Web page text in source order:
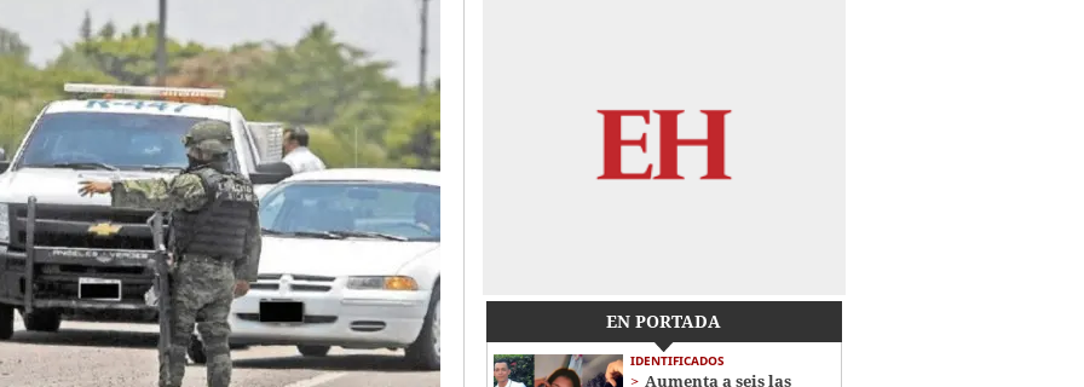
EN PORTADA
IDENTIFICADOS
Aumenta a seis las